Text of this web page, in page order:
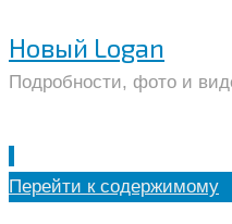
Новый Logan
Подробности, фото и
Перейти к содержимому